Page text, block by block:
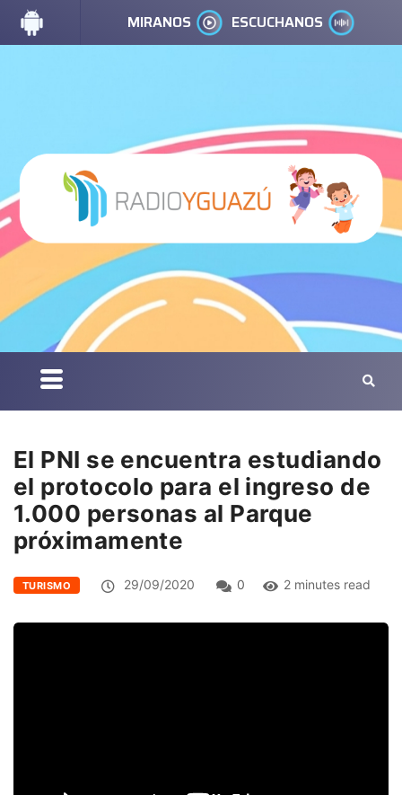
MIRANOS ESCUCHANOS
El PNI se encuentra estudiando
el protocolo para el ingreso de
1.000 personas al Parque
próximamente
TURISMO 29/09/2020 0 2 minutes read